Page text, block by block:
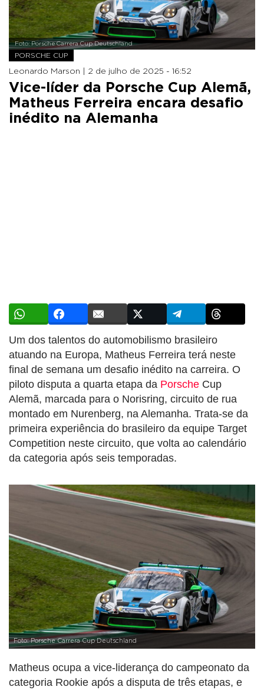
Foto: Porsche Carrera Cup Deutschland
PORSCHE CUP
Leonardo Marson | 2 de julho de 2025 - 16:52
Vice-líder da Porsche Cup Alemã,
Matheus Ferreira encara desafio
inédito na Alemanha
Um dos talentos do automobilismo brasileiro
atuando na Europa, Matheus Ferreira terá neste
final de semana um desafio inédito na carreira. O
piloto disputa a quarta etapa da Porsche Cup
Alemã, marcada para o Norisring, circuito de rua
montado em Nurenberg, na Alemanha. Trata-se da
primeira experiência do brasileiro da equipe Target
Competition neste circuito, que volta ao calendário
da categoria após seis temporadas.
Foto: Porsche Carrera Cup Deutschland
Matheus ocupa a vice-liderança do campeonato da
categoria Rookie após a disputa de três etapas, e